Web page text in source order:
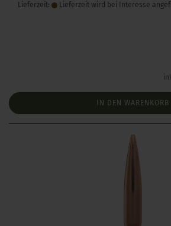
Lieferzeit: Lieferzeit wird bei Interesse
IN DEN WARENKORB